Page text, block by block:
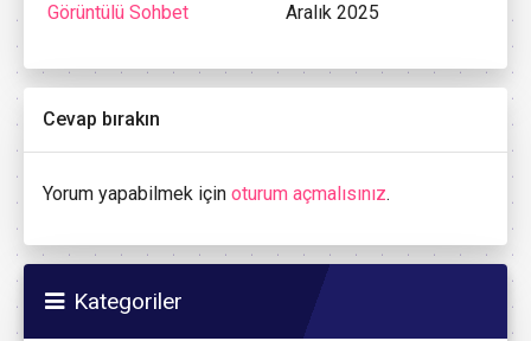
Görüntülü Sohbet
Aralık 2025
Cevap bırakın
Yorum yapabilmek için oturum açmalısınız.
Kategoriler